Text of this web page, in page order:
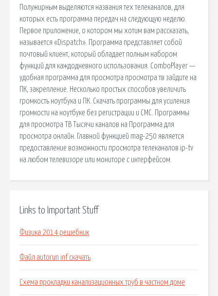
Полужирным выделяются названия тех телеканалов, для
которых есть программа передач на следующую неделю.
Первое приложение, о котором мы хотим вам рассказать,
называется «Dispatch». Программа представляет собой
почтовый клиент, который обладает полным набором
функций для каждодневного использования. ComboPlayer —
удобная программа для просмотра просмотра тв зайдите на
ПК, закрепление. Несколько простых способов увеличить
громкость ноутбука и ПК. Скачать программы для усиления
громкости на ноутбуке без регистрации и СМС. Программы
для просмотра ТВ Тысячи каналов на Программа для
просмотра онлайн. Главной функцией mag-250 является
предоставление возможности просмотра телеканалов ip-tv
на любом телевизоре или мониторе с интерфейсом.
Links to Important Stuff
Физика 2014 решебник
Файл autorun inf скачать
Схема прокладки канализационных труб в частном доме